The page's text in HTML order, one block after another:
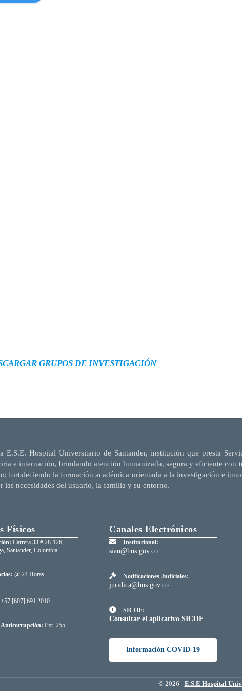
GRUPOS DE INVESTIGACIÓN
E.S.E. Hospital Universitario de Santander, institución que presta
e internación, brindando atención humanizada, segura y eficiente
fortaleciendo la formación académica orientada a la investigación e
las necesidades del usuario, la familia y su entorno.
Físicos
Carrera 33 # 28-126,
Santander, Colombia.
@ 24 Horas
+57 [607] 691 2010
Anticorrupción: Ext. 255
Canales Electrónicos
Institucional:
siau@hus.gov.co
Notificaciones Judiciales:
juridica@hus.gov.co
SICOF:
Consultar el aplicativo SICOF
Información COVID-19
© 2026 - E.S.E Hospital